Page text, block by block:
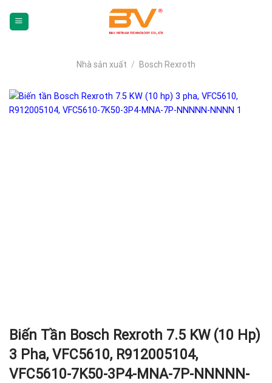
Nhà sản xuất / Bosch Rexroth
Biến Tần Bosch Rexroth 7.5 KW (10 Hp)
3 Pha, VFC5610, R912005104,
VFC5610-7K50-3P4-MNA-7P-NNNNN-